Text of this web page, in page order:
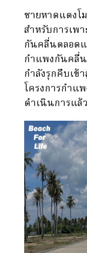
ชายหาดแตงโ
สำหรับการเพ
กันคลื่นตลอดแ
กำแพงกันคลื่น
กำลังรุกคืบเข้
โครงการกำแ
ดำเนินการแล้